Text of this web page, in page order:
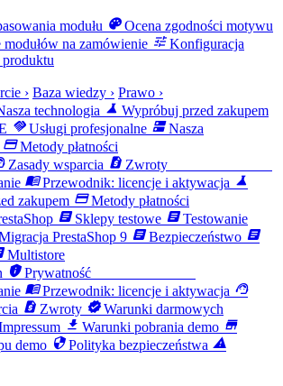
modułu paletteOcena zgodności motywu
na zamówienie tuneKonfiguracja
› Baza wiedzy › Prawo ›
technologia science Wypróbuj przed zakupem
handshakeUsługi profesjonalne dnsNasza
paymentMetody płatności
Zasady wsparcia request_quote Zwroty
menu_bookPrzewodnik: licencje i aktywacja science
zakupem paymentMetody płatności
articleSklepy testowe articleTestowanie
PrestaShop 9 articleBezpieczeństwo article
Multistore
privacy_tipPrywatność
menu_bookPrzewodnik: licencje i aktywacja support_agent
request_quote Zwroty verifiedWarunki darmowych
download Warunki pobrania demo store
demo securityPolityka bezpieczeństwa warning